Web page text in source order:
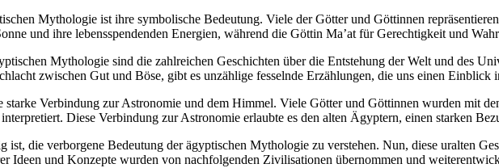
Mythologie ist ihre symbolische Bedeutung. Viele der Götter und Göttinnen
und ihre lebensspendenden Energien, während die Göttin Ma’at für Gerechtigkeit und
Mythologie sind die zahlreichen Geschichten über die Entstehung der Welt und des
zwischen Gut und Böse, gibt es unzählige fesselnde Erzählungen, die uns einen
Verbindung zur Astronomie und dem Himmel. Viele Götter und Göttinnen wurden mit
Diese Verbindung zur Astronomie erlaubte es den alten Ägyptern, einen starken
die verborgene Bedeutung der ägyptischen Mythologie zu verstehen. Nun, diese uralten
Ideen und Konzepte wurden von nachfolgenden Zivilisationen übernommen und